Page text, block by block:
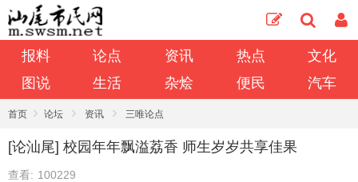
报料 论点 资讯 热点
文化
图说
生活 杂烩 便民 汽车
首页 › 论坛 › 资讯 › 三唯论点
[论汕尾] 校园年年飘溢荔香 师生岁岁共享佳果
查看: 100229